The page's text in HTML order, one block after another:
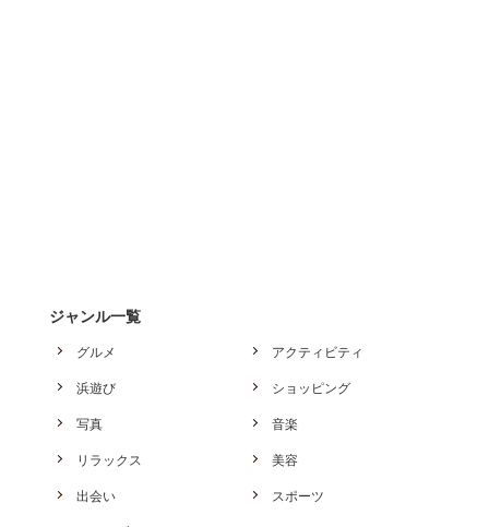
ジャンル一覧
グルメ アクティビティ
浜遊び ショッピング
写真 音楽
リラックス 美容
出会い スポーツ